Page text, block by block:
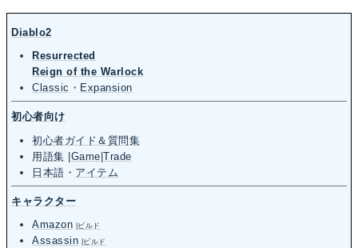
Diablo2
Resurrected
Reign of the Warlock
Classic ・ Expansion
初心者向け
初心者ガイド＆質問集
用語集 |Game|Trade
日本語 ・ アイテム
キャラクター
Amazon
ビルド
Assassin ビルド